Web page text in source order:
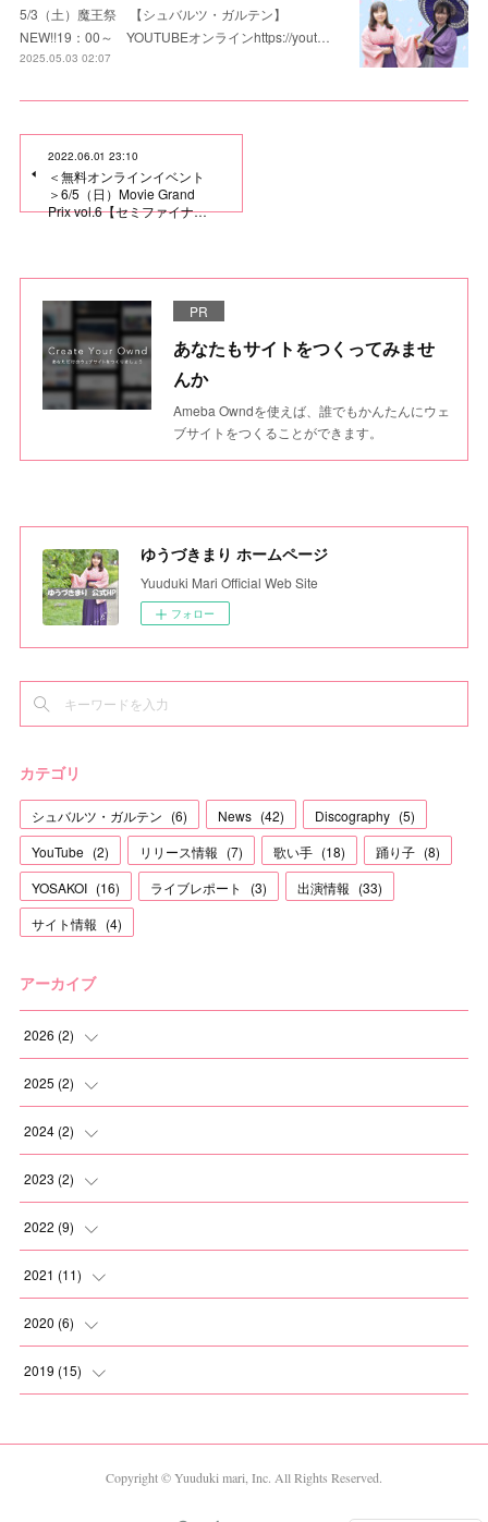
5/3（土）魔王祭 【シュバルツ・ガルテン】
NEW!!19：00～ YOUTUBEオンラインhttps://yout…
2025.05.03 02:07
2022.06.01 23:10
＜無料オンラインイベント
＞6/5（日）Movie Grand
Prix vol.6【セミファイナ…
PR
あなたもサイトをつくってみませ
んか
Ameba Owndを使えば、誰でもかんたんにウェ
ブサイトをつくることができます。
ゆうづきまり ホームページ
Yuuduki Mari Official Web Site
フォロー
カテゴリ
シュバルツ・ガルテン (6) News (42) Discography (5)
YouTube (2) リリース情報 (7) 歌い手 (18) 踊り子 (8)
YOSAKOI (16) ライブレポート (3) 出演情報 (33)
サイト情報 (4)
アーカイブ
2026 (2)
( )
( )
2025 (2)
( )
( )
2024 (2)
( )
( )
2023 (2)
( )
(1
2022 (9)
(1
( )
(2
2021 (11)
( )
(1
2020 (6)
(1
2019 (15)
Copyright © Yuuduki mari, Inc. All Rights Reserved.